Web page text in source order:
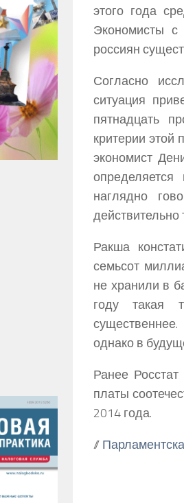
этого года
Экономисты
россиян
Согласно
ситуация
пятнадцать
критерии
экономист
наглядно
Ракша
семьсот
не хранили в
году такая
однако в
Ранее
платы
2014 года.
//